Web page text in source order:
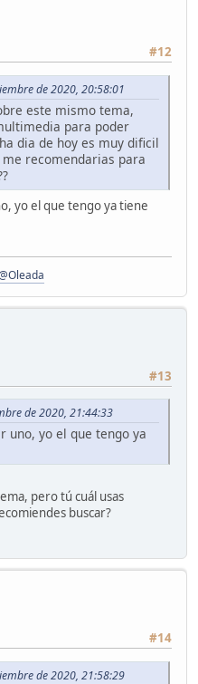
#12
de 2020, 20:58:01
este mismo tema,
para poder
dia de hoy es muy dificil
recomendarias para
yo el que tengo ya tiene
#13
de 2020, 21:44:33
uno, yo el que tengo ya
pero tú cuál usas
buscar?
#14
de 2020, 21:58:29